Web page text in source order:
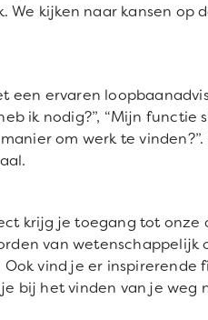
We kijken naar kansen
ervaren
ik nodig?”, “Mijn
om werk te
krijg je toegang tot onze
van
vind je er
bij het vinden van je weg